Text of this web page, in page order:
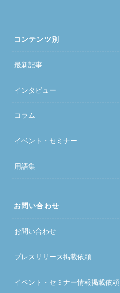
コンテンツ別
最新記事
インタビュー
コラム
イベント・セミナー
用語集
お問い合わせ
お問い合わせ
プレスリリース掲載依頼
イベント・セミナー情報掲載依頼